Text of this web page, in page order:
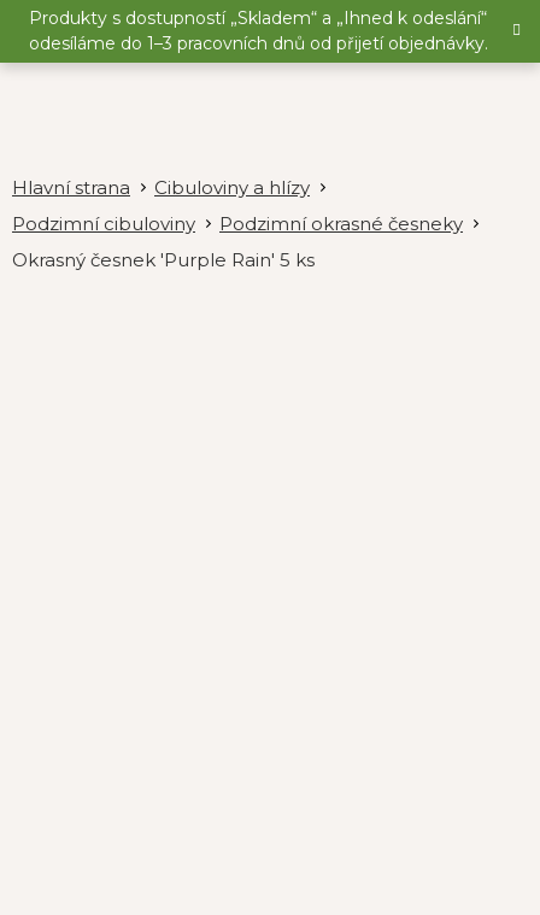
Přejít
obsah
Produkty s dostupností „Skladem“ a „Ihned k odeslání“
odesíláme do 1–3 pracovních dnů od přijetí objednávky.
Cibuloviny a hlízy
Podzimní cibuloviny
Podzimní okrasné česneky
Okrasný česnek 'Purple Rain' 5 ks